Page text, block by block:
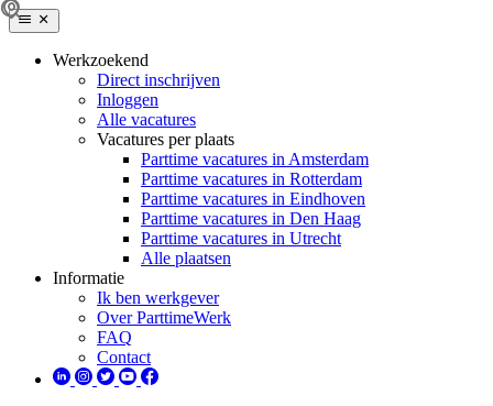
Werkzoekend
Direct inschrijven
Inloggen
Alle vacatures
Vacatures per plaats
Parttime vacatures in Amsterdam
Parttime vacatures in Rotterdam
Parttime vacatures in Eindhoven
Parttime vacatures in Den Haag
Parttime vacatures in Utrecht
Alle plaatsen
Informatie
Ik ben werkgever
Over ParttimeWerk
FAQ
Contact